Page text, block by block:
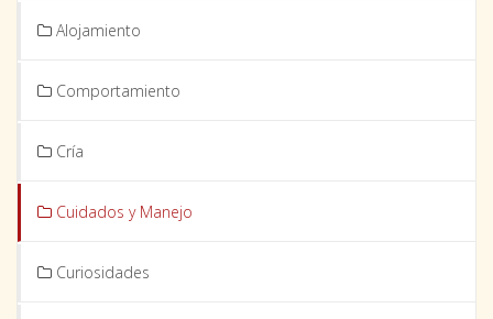
Alojamiento
Comportamiento
Cría
Cuidados y Manejo
Curiosidades